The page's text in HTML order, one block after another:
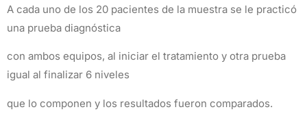
A cada uno de los 20 pacientes de la muestra se le practicó
una prueba diagnóstica
con ambos equipos, al iniciar el tratamiento y otra prueba
igual al finalizar 6 niveles
que lo componen y los resultados fueron comparados.